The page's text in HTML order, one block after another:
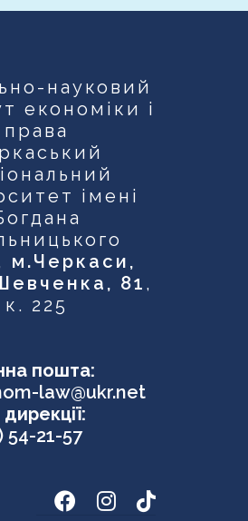
науковий
економіки і
права
імені
м.Черкаси,
81 ,
к. 225
пошта:
law@ukr.net
54-21-57